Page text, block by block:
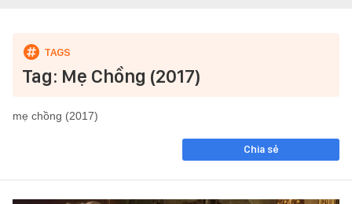
Tag: Mẹ Chồng (2017)
mẹ chồng (2017)
Chia sẻ